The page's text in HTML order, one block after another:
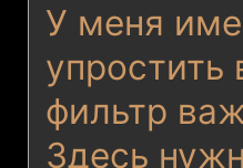
У меня
упростить
фильтр
Здесь